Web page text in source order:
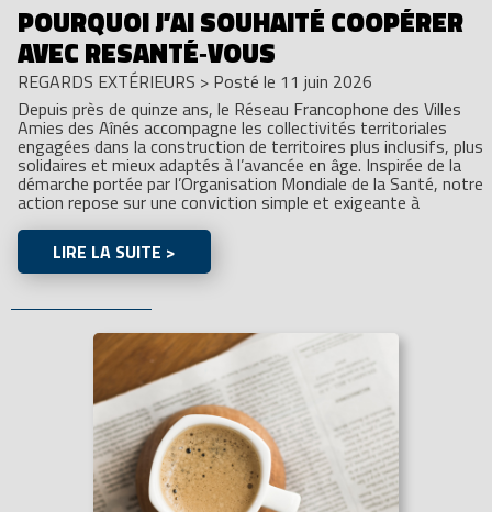
POURQUOI J’AI SOUHAITÉ COOPÉRER
AVEC RESANTÉ‑VOUS
REGARDS EXTÉRIEURS > Posté le 11 juin 2026
Depuis près de quinze ans, le Réseau Francophone des Villes
Amies des Aînés accompagne les collectivités territoriales
engagées dans la construction de territoires plus inclusifs, plus
solidaires et mieux adaptés à l’avancée en âge. Inspirée de la
démarche portée par l’Organisation Mondiale de la Santé, notre
action repose sur une conviction simple et exigeante à
LIRE LA SUITE >